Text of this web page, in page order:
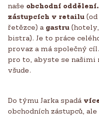
naše obchodní oddělení.
zástupcích v retailu
řetězce) a gastru
bistra). Je to práce
provaz a má společný
pro to, abyste se našimi
všude.
Do týmu Jarka spadá
obchodních zástupců,